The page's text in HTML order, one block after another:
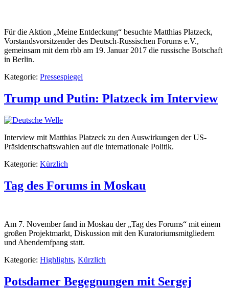
Für die Aktion „Meine Entdeckung“ besuchte Matthias Platzeck,
Vorstandsvorsitzender des Deutsch-Russischen Forums e.V.,
gemeinsam mit dem rbb am 19. Januar 2017 die russische Botschaft
in Berlin.
Kategorie: Pressespiegel
Trump und Putin: Platzeck im Interview
Interview mit Matthias Platzeck zu den Auswirkungen der US-
Präsidentschaftswahlen auf die internationale Politik.
Kategorie: Kürzlich
Tag des Forums in Moskau
Am 7. November fand in Moskau der „Tag des Forums“ mit einem
großen Projektmarkt, Diskussion mit den Kuratoriumsmitgliedern
und Abendemfpang statt.
Kategorie: Highlights, Kürzlich
Potsdamer Begegnungen mit Sergej